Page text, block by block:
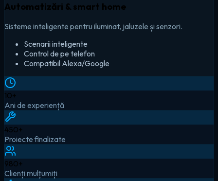
Automatizări & smart home
Sisteme inteligente pentru iluminat, jaluzele și senzori.
Scenarii inteligente
Control de pe telefon
Compatibil Alexa/Google
10+
Ani de experiență
450+
Proiecte finalizate
980+
Clienți mulțumiți